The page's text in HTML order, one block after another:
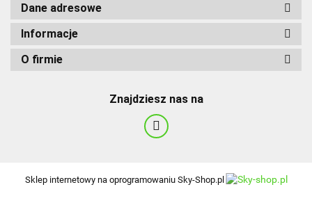
Dane adresowe
Informacje
O firmie
Znajdziesz nas na
Sklep internetowy na oprogramowaniu Sky-Shop.pl